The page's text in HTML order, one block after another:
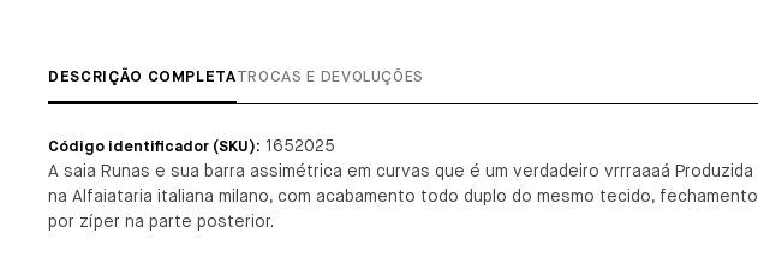
DESCRIÇÃO COMPLETATROCAS E DEVOLUÇÕES
Código identificador (SKU): 1652025
A saia Runas e sua barra assimétrica em curvas que é um verdadeiro vrrraaaá Produzida
na Alfaiataria italiana milano, com acabamento todo duplo do mesmo tecido, fechamento
por zíper na parte posterior.